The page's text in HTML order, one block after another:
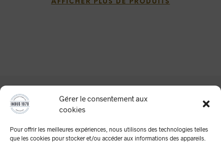
Gérer le consentement aux
cookies
Pour offrir les meilleures expériences, nous utilisons des technologies telles
que les cookies pour stocker et/ou accéder aux informations des appareils.
AFFICHER PLUS DE PRODUITS